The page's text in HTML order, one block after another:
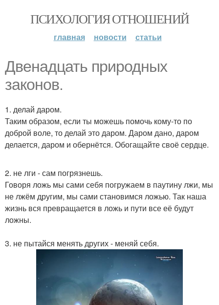
ПСИХОЛОГИЯ ОТНОШЕНИЙ
главная новости статьи
Двенадцать природных
законов.
1. делай даром.
Таким образом, если ты можешь помочь кому-то по
доброй воле, то делай это даром. Даром дано, даром
делается, даром и обернётся. Обогащайте своё сердце.
2. не лги - сам погрязнешь.
Говоря ложь мы сами себя погружаем в паутину лжи, мы
не лжём другим, мы сами становимся ложью. Так наша
жизнь вся превращается в ложь и пути все её будут
ложны.
3. не пытайся менять других - меняй себя.